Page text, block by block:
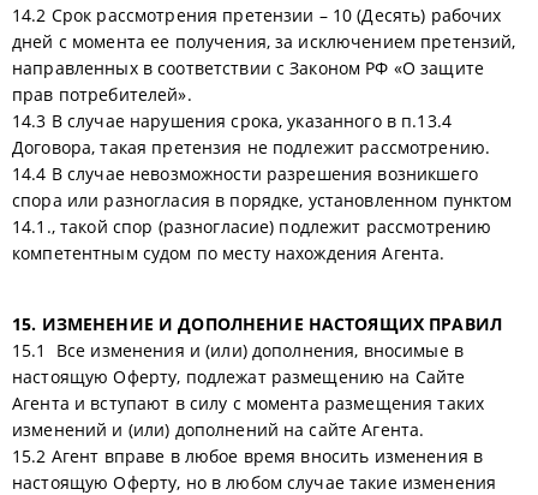
14.2 Срок рассмотрения претензии – 10 (Десять) рабочих
дней с момента ее получения, за исключением претензий,
направленных в соответствии с Законом РФ «О защите
прав потребителей».
14.3 В случае нарушения срока, указанного в п.13.4
Договора, такая претензия не подлежит рассмотрению.
14.4 В случае невозможности разрешения возникшего
спора или разногласия в порядке, установленном пунктом
14.1., такой спор (разногласие) подлежит рассмотрению
компетентным судом по месту нахождения Агента.
15. ИЗМЕНЕНИЕ И ДОПОЛНЕНИЕ НАСТОЯЩИХ ПРАВИЛ
15.1 Все изменения и (или) дополнения, вносимые в
настоящую Оферту, подлежат размещению на Сайте
Агента и вступают в силу с момента размещения таких
изменений и (или) дополнений на сайте Агента.
15.2 Агент вправе в любое время вносить изменения в
настоящую Оферту, но в любом случае такие изменения